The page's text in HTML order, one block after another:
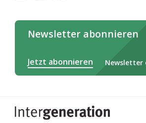
Newsletter abonnieren
Jetzt abonnieren Newsletter